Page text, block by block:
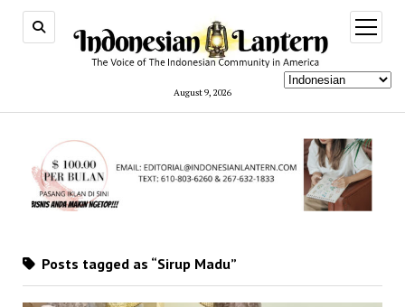
August 9, 2026
open
menu
Posts tagged as “Sirup Madu”